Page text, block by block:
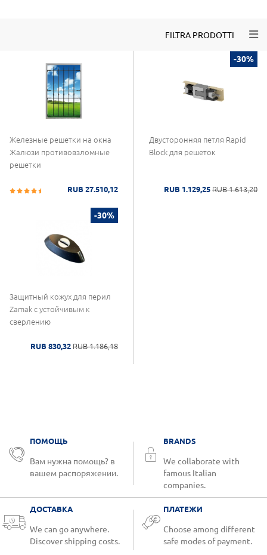
FILTRA PRODOTTI
Железные решетки на окна
Жалюзи противовзломные
решетки
RUB 27.510,12
-30%
Двусторонняя петля Rapid
Block для решеток
RUB 1.129,25 RUB 1.613,20
-30%
Защитный кожух для перил
Zamak с устойчивым к
сверлению
RUB 830,32 RUB 1.186,18
ПОМОЩЬ
Вам нужна помощь? в
вашем распоряжении.
BRANDS
We collaborate with
famous Italian
companies.
ДОСТАВКА
We can go anywhere.
Discover shipping costs.
ПЛАТЕЖИ
Choose among different
safe modes of payment.